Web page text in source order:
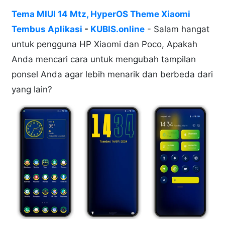
Tema MIUI 14 Mtz, HyperOS Theme Xiaomi
Tembus Aplikasi - KUBIS.online - Salam hangat
untuk pengguna HP Xiaomi dan Poco, Apakah
Anda mencari cara untuk mengubah tampilan
ponsel Anda agar lebih menarik dan berbeda dari
yang lain?